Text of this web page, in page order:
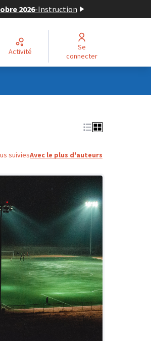
2026-Instruction
Activité
Se
connecter
suiviesAvec le plus d'auteurs